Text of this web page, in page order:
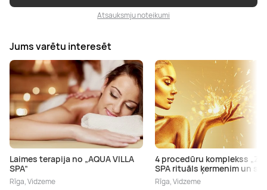
Atsauksmju noteikumi
Jums varētu interesēt
Laimes terapija no „AQUA VILLA
SPA”
Rīga, Vidzeme
4 procedūru komplekss
SPA rituāls ķermenim un
Rīga, Vidzeme